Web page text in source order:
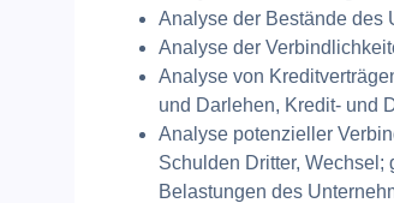
Analyse der Bestände des
Analyse der
Analyse von
und Darlehen, Kredit- und
Analyse potenzieller
Schulden Dritter,
Belastungen des